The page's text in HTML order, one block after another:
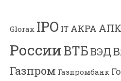
Glorax IPO IT АКРА АПК
РоссииВТБВЭД
Газпром Газпромбанк